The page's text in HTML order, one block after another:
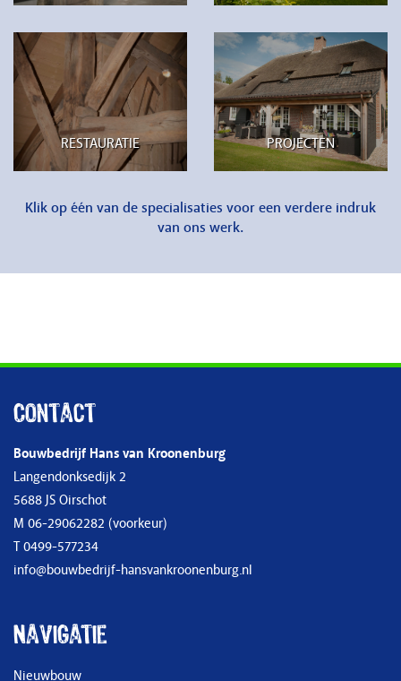
RESTAURATIE PROJECTEN
Klik op één van de specialisaties voor een verdere indruk
van ons werk.
Contact
Bouwbedrijf Hans van Kroonenburg
Langendonksedijk 2
5688 JS Oirschot
M 06-29062282 (voorkeur)
T0499-577234
info@bouwbedrijf-hansvankroonenburg.nl
Navigatie
Nieuwbouw